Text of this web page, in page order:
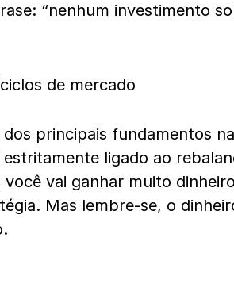
“nenhum investimento
principais fundamentos
ligado ao
vai ganhar muito
Mas lembre-se, o